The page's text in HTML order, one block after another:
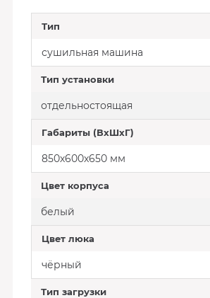
Тип
сушильная машина
Тип установки
отдельностоящая
Габариты (ВхШхГ)
850х600x650 мм
Цвет корпуса
белый
Цвет люка
чёрный
Тип загрузки